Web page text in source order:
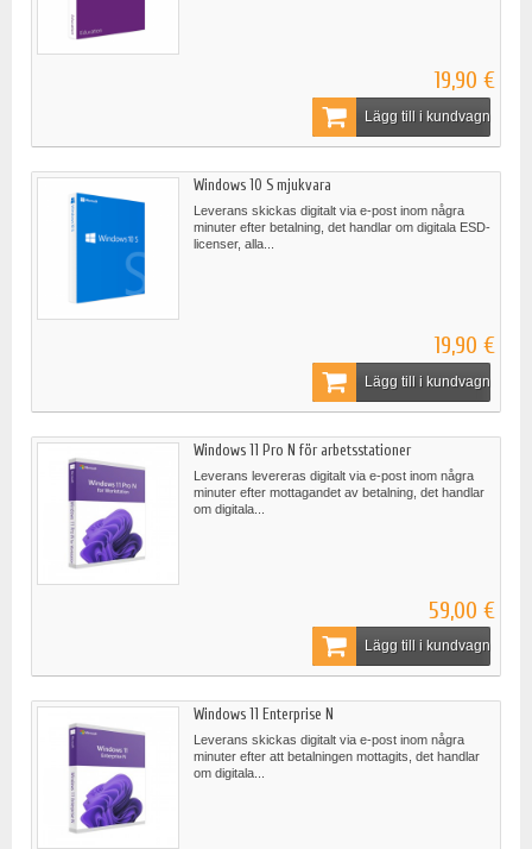
19,90 €
Lägg till i kundvagn
Windows 10 S mjukvara
Leverans skickas digitalt via e-post inom några
minuter efter betalning, det handlar om digitala ESD-
licenser, alla...
19,90 €
Lägg till i kundvagn
Windows 11 Pro N för arbetsstationer
Leverans levereras digitalt via e-post inom några
minuter efter mottagandet av betalning, det handlar
om digitala...
59,00 €
Lägg till i kundvagn
Windows 11 Enterprise N
Leverans skickas digitalt via e-post inom några
minuter efter att betalningen mottagits, det handlar
om digitala...